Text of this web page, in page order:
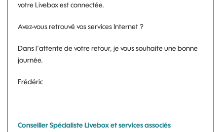
votre Livebox est connectée.
Avez-vous retrouvé vos services Internet ?
Dans l'attente de votre retour, je vous souhaite une bonne
journée.
Frédéric
Conseiller Spécialiste Livebox et services associés